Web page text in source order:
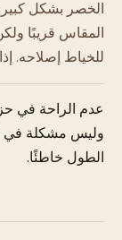
الخصر بشكل
للخياط إصلاحه. إذا كان أكبر من
عدم الراحة في
وليس مشكلة في
الطول خاطئًا.